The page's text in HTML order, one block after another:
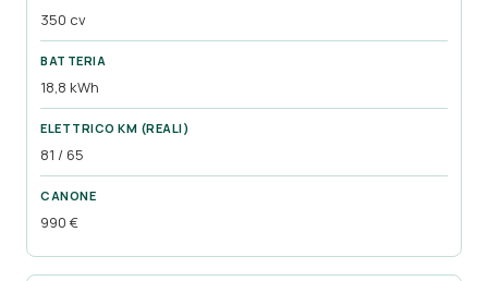
350 cv
18,8 kWh
81 / 65
990 €